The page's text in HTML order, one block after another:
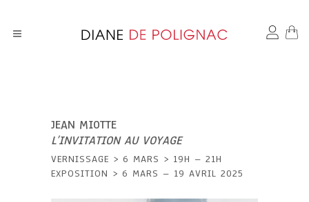
JEAN MIOTTE
L’INVITATION AU VOYAGE
VERNISSAGE > 6 MARS > 19H – 21H
EXPOSITION > 6 MARS – 19 AVRIL 2025